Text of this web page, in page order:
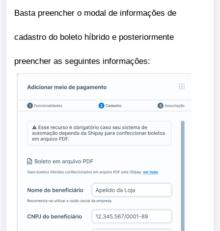
Basta preencher o modal de informações de
cadastro do boleto híbrido e posteriormente
preencher as seguintes informações: